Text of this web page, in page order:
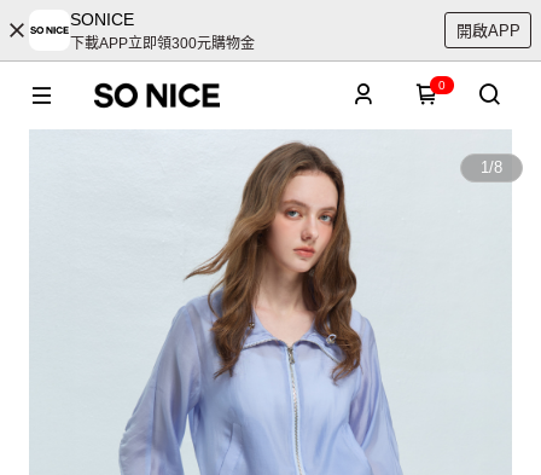
SONICE
下載APP立即領300元購物金
開啟APP
0
1/8